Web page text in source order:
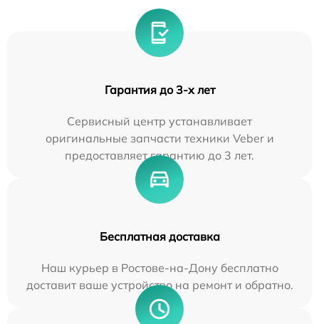
Гарантия до 3-х лет
Сервисный центр устанавливает
оригинальные запчасти техники Veber и
предоставляет гарантию до 3 лет.
Бесплатная доставка
Наш курьер в Ростове-на-Дону бесплатно
доставит ваше устройство на ремонт и обратно.